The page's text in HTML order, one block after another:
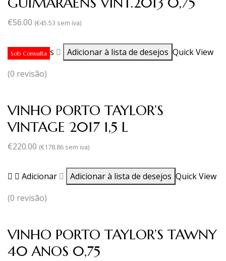
€56.00 (€45.53 sem iva)
Sob Consulta
Ler mais Adicionar à lista de desejos Quick View
(0 revisão)
VINHO PORTO TAYLOR’S
VINTAGE 2017 1,5 L
€220.00 (€178.86 sem iva)
Adicionar Adicionar à lista de desejos Quick View
(0 revisão)
VINHO PORTO TAYLOR’S TAWNY
40 ANOS 0,75